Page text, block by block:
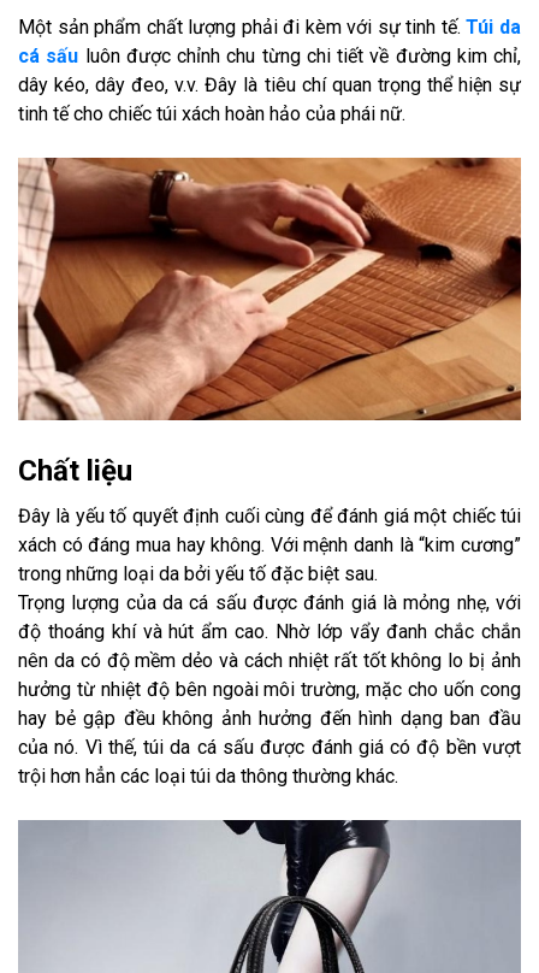
Một sản phẩm chất lượng phải đi kèm với sự tinh tế.Túi da
cá sấu luôn được chỉnh chu từng chi tiết về đường kim chỉ,
dây kéo, dây đeo, v.v. Đây là tiêu chí quan trọng thể hiện sự
tinh tế cho chiếc túi xách hoàn hảo của phái nữ.
Chất liệu
Đây là yếu tố quyết định cuối cùng để đánh giá một chiếc túi
xách có đáng mua hay không. Với mệnh danh là “kim cương”
trong những loại da bởi yếu tố đặc biệt sau.
Trọng lượng của da cá sấu được đánh giá là mỏng nhẹ, với
độ thoáng khí và hút ẩm cao. Nhờ lớp vẩy đanh chắc chắn
nên da có độ mềm dẻo và cách nhiệt rất tốt không lo bị ảnh
hưởng từ nhiệt độ bên ngoài môi trường, mặc cho uốn cong
hay bẻ gập đều không ảnh hưởng đến hình dạng ban đầu
của nó. Vì thế, túi da cá sấu được đánh giá có độ bền vượt
trội hơn hẳn các loại túi da thông thường khác.